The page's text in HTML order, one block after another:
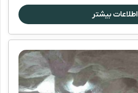
اطلاعات بیشتر